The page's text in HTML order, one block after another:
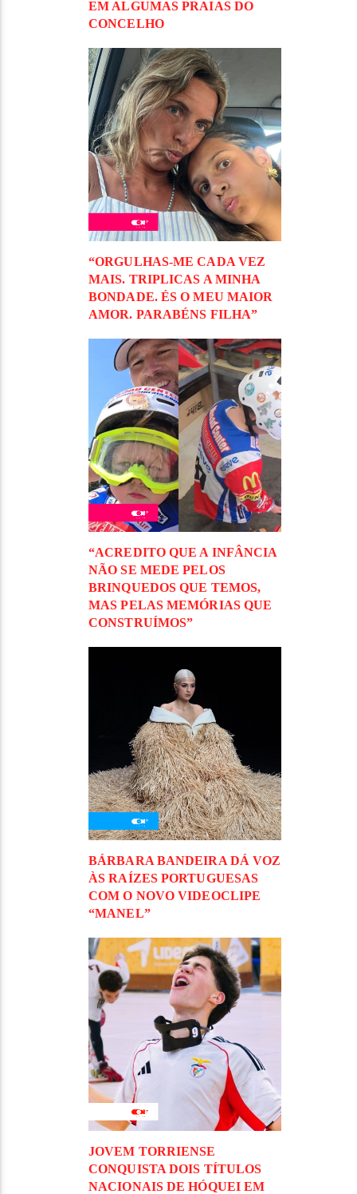
EM ALGUMAS PRAIAS DO
CONCELHO
“ORGULHAS-ME CADA VEZ
MAIS. TRIPLICAS A MINHA
BONDADE. ÉS O MEU MAIOR
AMOR. PARABÉNS FILHA”
“ACREDITO QUE A INFÂNCIA
NÃO SE MEDE PELOS
BRINQUEDOS QUE TEMOS,
MAS PELAS MEMÓRIAS QUE
CONSTRUÍMOS”
BÁRBARA BANDEIRA DÁ VOZ
ÀS RAÍZES PORTUGUESAS
COM O NOVO VIDEOCLIPE
“MANEL”
JOVEM TORRIENSE
CONQUISTA DOIS TÍTULOS
NACIONAIS DE HÓQUEI EM